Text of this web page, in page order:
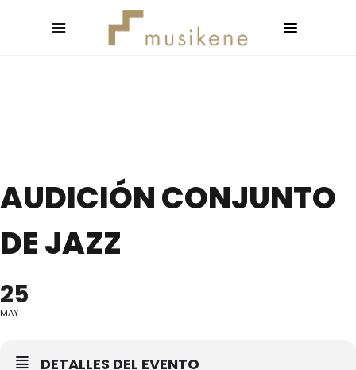
AUDICIÓN CONJUNTO
DE JAZZ
25
MAY
DETALLES DEL EVENTO